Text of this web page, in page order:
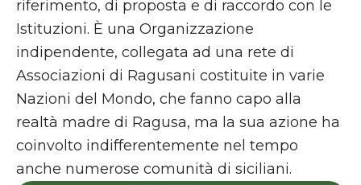
riferimento, di proposta e di raccordo con le
Istituzioni. È una Organizzazione
indipendente, collegata ad una rete di
Associazioni di Ragusani costituite in varie
Nazioni del Mondo, che fanno capo alla
realtà madre di Ragusa, ma la sua azione ha
coinvolto indifferentemente nel tempo
anche numerose comunità di siciliani.